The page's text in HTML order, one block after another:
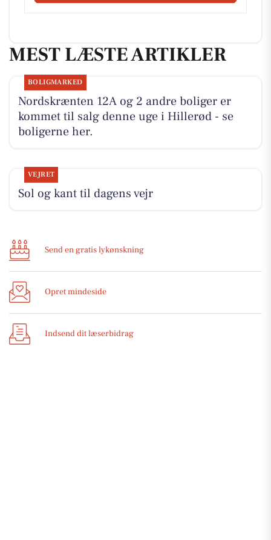
MEST LÆSTE ARTIKLER
BOLIGMARKED
Nordskrænten 12A og 2 andre boliger er
kommet til salg denne uge i Hillerød - se
boligerne her.
VEJRET
Sol og kant til dagens vejr
Send en gratis lykønskning
Opret mindeside
Indsend dit læserbidrag